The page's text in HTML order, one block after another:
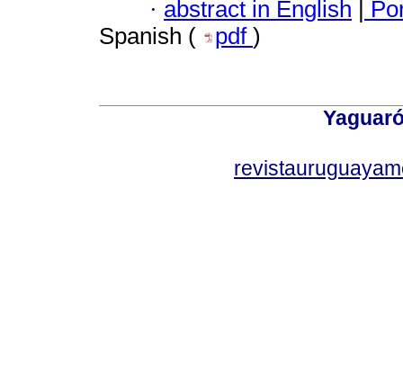
· abstract in English
Spanish (
pdf )